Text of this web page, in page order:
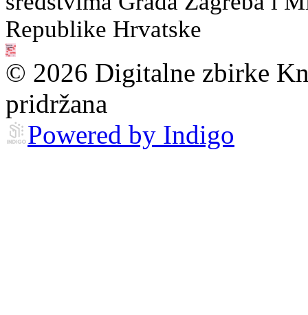
Republike Hrvatske
© 2026 Digitalne zbirke
pridržana
Powered by Indigo